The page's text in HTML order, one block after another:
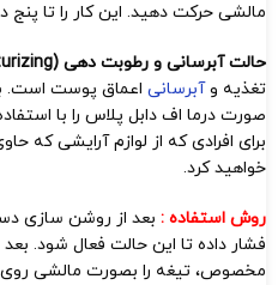
مالشی حرکت دهید. این کار را تا پنج
حالت آبرسانی و رطوبت دهی (Moisturizing) :
تغذیه وآبرسانی اعماق پوست است.
صورت درما اف دابل پلاس را با
خواهید کرد.
روش استفاده : بعد از روشن سازی
فشار داده تا این حالت فعال شود.
مخصوص، تیغه را بصورت مالشی